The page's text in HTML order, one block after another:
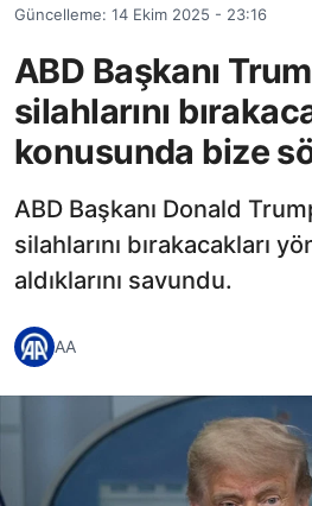
Güncelleme: 14 Ekim 2025 - 23:16
ABD Başkanı
silahlarını
konusunda bize
ABD Başkanı Donald
silahlarını bırakacakları
aldıklarını savundu.
AA